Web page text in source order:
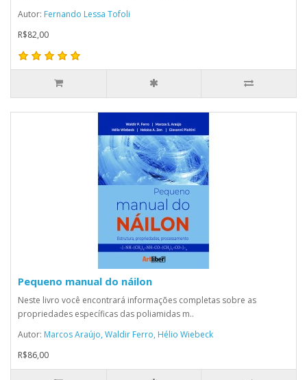
Autor: Fernando Lessa Tofoli
R$82,00
Pequeno manual do náilon
Neste livro você encontrará informações completas sobre as
propriedades específicas das poliamidas m..
Autor: Marcos Araújo, Waldir Ferro, Hélio Wiebeck
R$86,00